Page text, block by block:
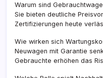
Warum sind
Sie bieten deutliche
Zertifizierungen heute
Wie wirken sich
Neuwagen mit Garantie
Gebrauchte erhöhen das